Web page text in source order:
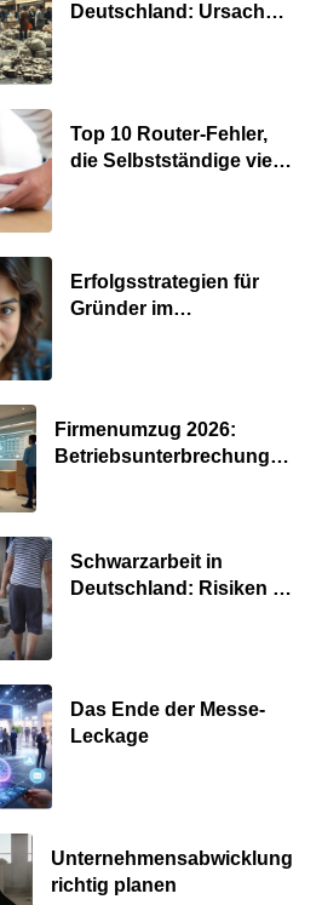
Deutschland: Ursachen
Top 10 Router-Fehler,
die Selbstständige viel
Erfolgsstrategien für
Gründer im
Firmenumzug 2026:
Betriebsunterbrechungen
Schwarzarbeit in
Deutschland: Risiken &
Das Ende der Messe-
Leckage
Unternehmensabwicklung
richtig planen